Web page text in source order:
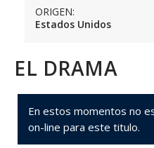
ORIGEN:
Estados Unidos
EL DRAMA
En estos momentos no
on-line para este titulo.